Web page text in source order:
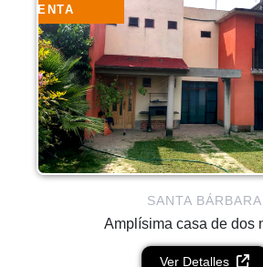
VENTA
SANTA BÁRBARA
Amplísima casa de dos
Ver Detalles